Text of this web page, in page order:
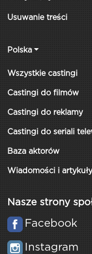
Usuwanie treści
Polska
Wszystkie castingi
Castingi do filmów
Castingi do reklamy
Castingi do seriali
Baza aktorów
Wiadomości i artykuły
Nasze strony
Facebook
Instagram